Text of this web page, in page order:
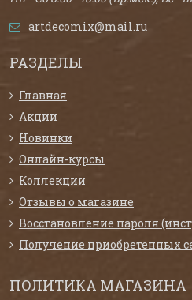
artdecomix@mail.ru
РАЗДЕЛЫ
Главная
Акции
Новинки
Онлайн-курсы
Коллекции
Отзывы о магазине
Восстановление пароля
Получение приобретенных
ПОЛИТИКА МАГАЗИНА